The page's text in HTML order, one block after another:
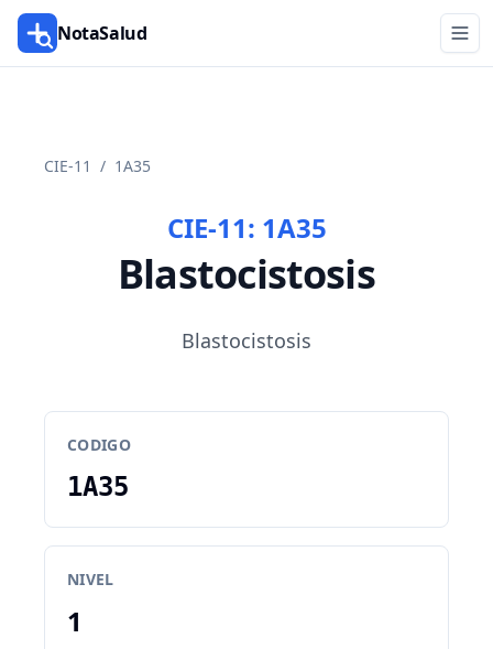
NotaSalud
CIE-11 / 1A35
CIE-11: 1A35
Blastocistosis
Blastocistosis
CODIGO
1A35
NIVEL
1